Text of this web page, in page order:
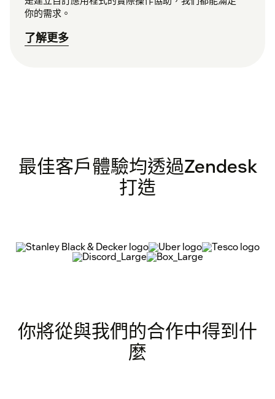
你的需求。
了解更多
最佳客戶體驗均透過Zendesk
打造
你將從與我們的合作中得到什
麼